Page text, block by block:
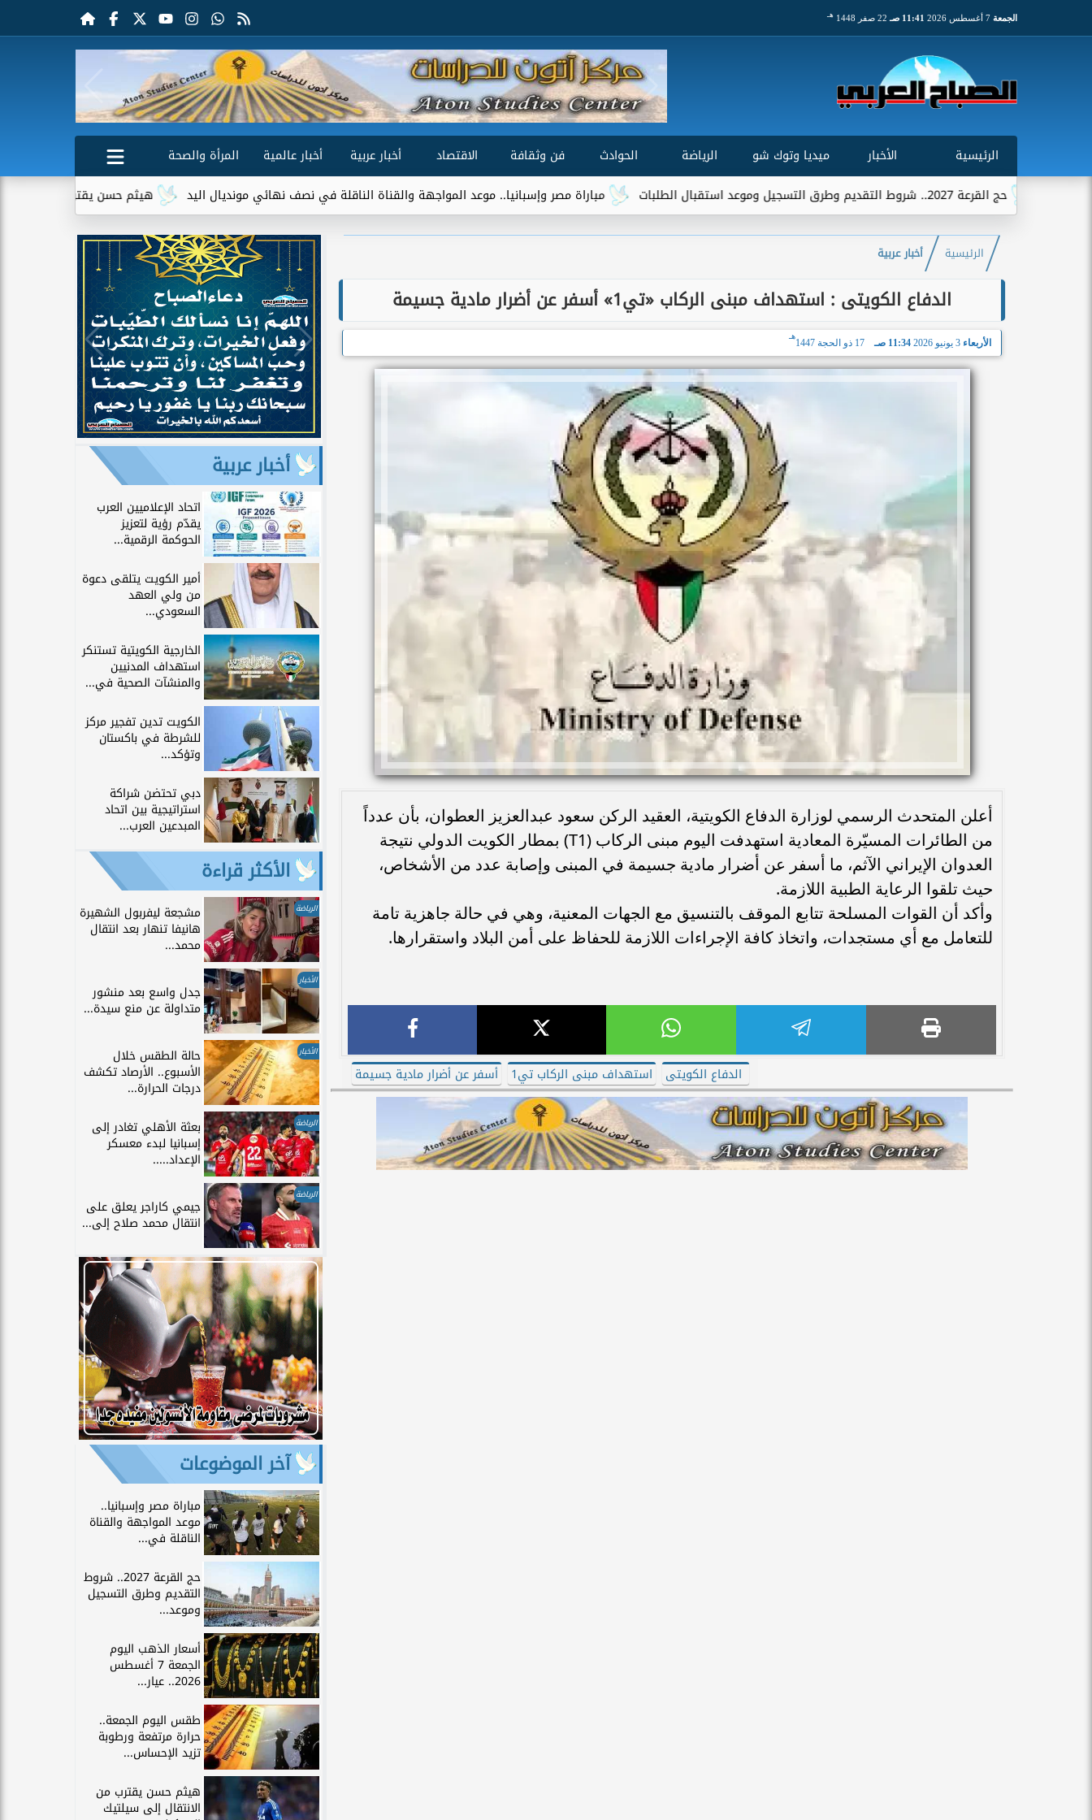
الجمعة 11:41 صـ 22 صفر 1448 هـ
الرئيسية الأخبار ميديا وتوك شو الرياضة الحوادث فن وثقافة الاقتصاد أخبار عربية أخبار عالمية
المرأة والصحة
هيثم حسن يقترب من الانتقال إلى
مباراة مصر وإسبانيا.. موعد المواجهة والقناة الناقلة في نصف نهائي مونديال اليد حج القرعة 2027.. شروط التقديم وطرق التسجيل وموعد استقبال الطلبات
الرئيسية أخبار عربية
الدفاع الكويتى : استهداف مبنى الركاب «تي1» أسفر عن أضرار مادية جسيمة
الأربعاء 3 يونيو 2026 11:34 صـ 17 ذو الحجة 1447
هـ
أعلن المتحدث الرسمي لوزارة الدفاع الكويتية، العقيد الركن سعود عبدالعزيز العطوان، بأن عدداً
من الطائرات المسيّرة المعادية استهدفت اليوم مبنى الركاب (T1) بمطار الكويت الدولي نتيجة
العدوان الإيراني الآثم، ما أسفر عن أضرار مادية جسيمة في المبنى وإصابة عدد من الأشخاص،
حيث تلقوا الرعاية الطبية اللازمة.
وأكد أن القوات المسلحة تتابع الموقف بالتنسيق مع الجهات المعنية، وهي في حالة جاهزية تامة
للتعامل مع أي مستجدات، واتخاذ كافة الإجراءات اللازمة للحفاظ على أمن البلاد واستقرارها.
الدفاع الكويتى استهداف مبنى الركاب تي1 أسفر عن أضرار مادية جسيمة
أخبار عربية
اتحاد الإعلاميين العرب
يقدّم رؤية لتعزيز
الحوكمة الرقمية...
أمير الكويت يتلقى دعوة
من ولي العهد
السعودي...
الخارجية الكويتية تستنكر
استهداف المدنيين
والمنشآت الصحية في...
الكويت تدين تفجير مركز
للشرطة في باكستان
وتؤكد...
دبي تحتضن شراكة
استراتيجية بين اتحاد
المبدعين العرب...
الأكثر قراءة
الرياضة مشجعة ليفربول الشهيرة
هانيفا تنهار بعد انتقال
محمد...
الأخبار
جدل واسع بعد منشور
متداولة عن منع سيدة...
الأخبار حالة الطقس خلال
الأسبوع.. الأرصاد تكشف
درجات الحرارة...
الرياضة بعثة الأهلي تغادر إلى
إسبانيا لبدء معسكر
الإعداد.....
الرياضة
جيمي كاراجر يعلق على
انتقال محمد صلاح إلى...
آخر الموضوعات
مباراة مصر وإسبانيا..
موعد المواجهة والقناة
الناقلة في...
حج القرعة 2027.. شروط
التقديم وطرق التسجيل
وموعد...
أسعار الذهب اليوم
الجمعة 7 أغسطس
2026.. عيار...
طقس اليوم الجمعة..
حرارة مرتفعة ورطوبة
تزيد الإحساس...
هيثم حسن يقترب من
الانتقال إلى سيلتيك